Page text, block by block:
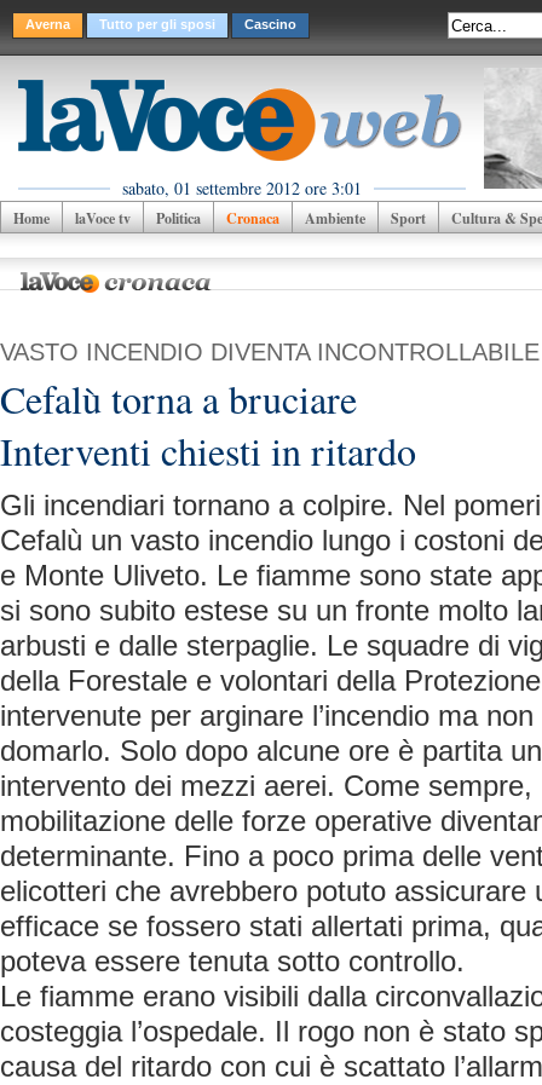
Averna Tutto per gli sposi Cascino
sabato, 01 settembre 2012 ore 3:01
Home laVoce tv Politica Cronaca Ambiente Sport Cultura &
VASTO INCENDIO DIVENTA INCONTROLLABILE
Cefalù torna a bruciare
Interventi chiesti in ritardo
Gli incendiari tornano a colpire. Nel
Cefalù un vasto incendio lungo i costoni
e Monte Uliveto. Le fiamme sono state
si sono subito estese su un fronte molto
arbusti e dalle sterpaglie. Le squadre di
della Forestale e volontari della
intervenute per arginare l’incendio ma
domarlo. Solo dopo alcune ore è partita
intervento dei mezzi aerei. Come sempre,
mobilitazione delle forze operative
determinante. Fino a poco prima delle
elicotteri che avrebbero potuto assicurare
efficace se fossero stati allertati prima,
poteva essere tenuta sotto controllo.
Le fiamme erano visibili dalla
costeggia l’ospedale. Il rogo non è stato
causa del ritardo con cui è scattato